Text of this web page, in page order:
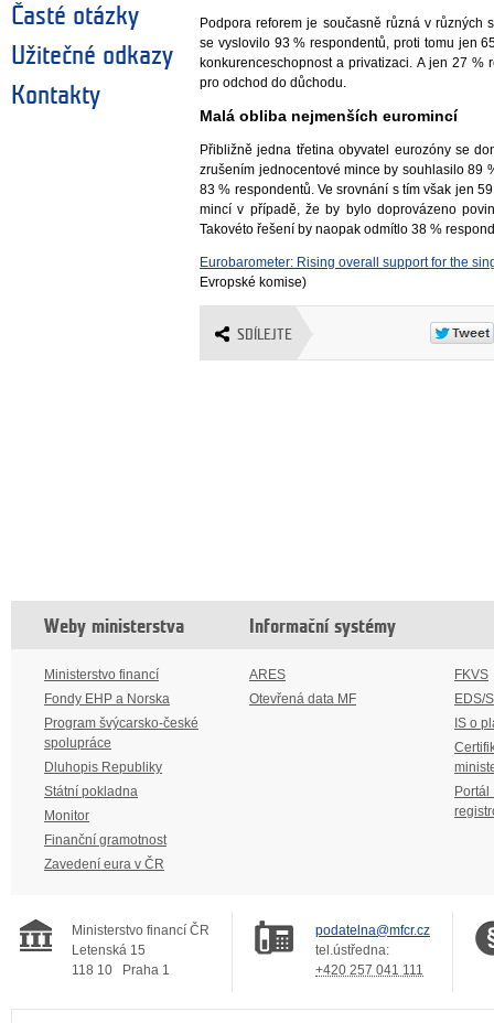
Časté otázky
Užitečné odkazy
Kontakty
Podpora reforem je současně různá v různých
se vyslovilo 93 % respondentů, proti tomu jen
konkurenceschopnost a privatizaci. A jen 27
pro odchod do důchodu.
Malá obliba nejmenších euromincí
Přibližně jedna třetina obyvatel eurozóny se
zrušením jednocentové mince by souhlasilo 89
83 % respondentů. Ve srovnání s tím však jen
mincí v případě, že by bylo doprovázeno
Takovéto řešení by naopak odmítlo 38 %
Eurobarometer: Rising overall support for the
Evropské komise)
SDÍLEJTE
Weby ministerstva
Ministerstvo financí
Fondy EHP a Norska
Program švýcarsko-české
spolupráce
Dluhopis Republiky
Státní pokladna
Monitor
Finanční gramotnost
Zavedení eura v ČR
Informační systémy
ARES
Otevřená data MF
FKVS
EDS/
IS o
Portál
Ministerstvo financí ČR
Letenská 15
118 10
Praha 1
podatelna@mfcr.cz
tel.ústředna:
+420 257 041 111